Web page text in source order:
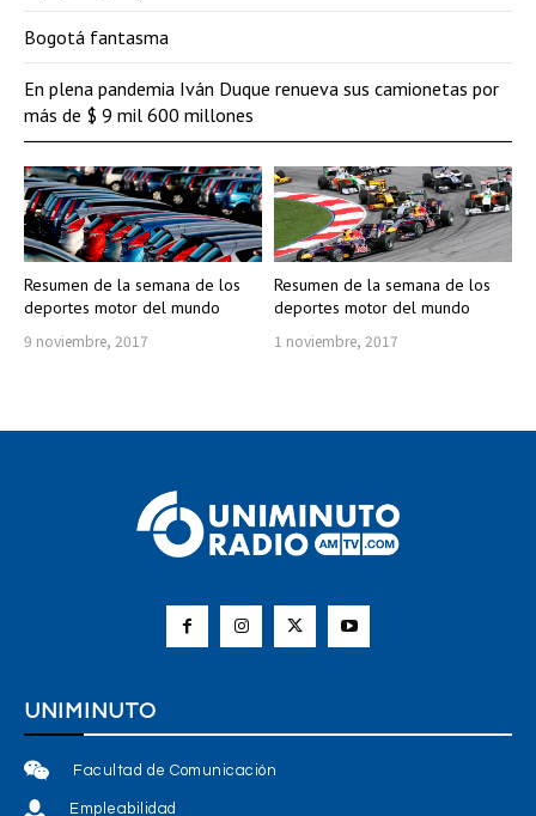
Resumen de la semana de los
deportes motor del mundo
9 noviembre, 2017
Resumen de la semana de los
deportes motor del mundo
1 noviembre, 2017
Bogotá fantasma
En plena pandemia Iván Duque renueva sus camionetas por
más de $ 9 mil 600 millones
UNIMINUTO
Facultad de Comunicación
Empleabilidad